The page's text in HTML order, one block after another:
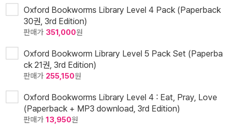
Oxford Bookworms Library Level 4 Pack (Paperback
30권, 3rd Edition)
판매가 351,000원
Oxford Bookworm Library Level 5 Pack Set (Paperba
ck 21권, 3rd Edition)
판매가 255,150원
Oxford Bookworms Library Level 4 : Eat, Pray, Love
(Paperback + MP3 download, 3rd Edition)
판매가 13,950원